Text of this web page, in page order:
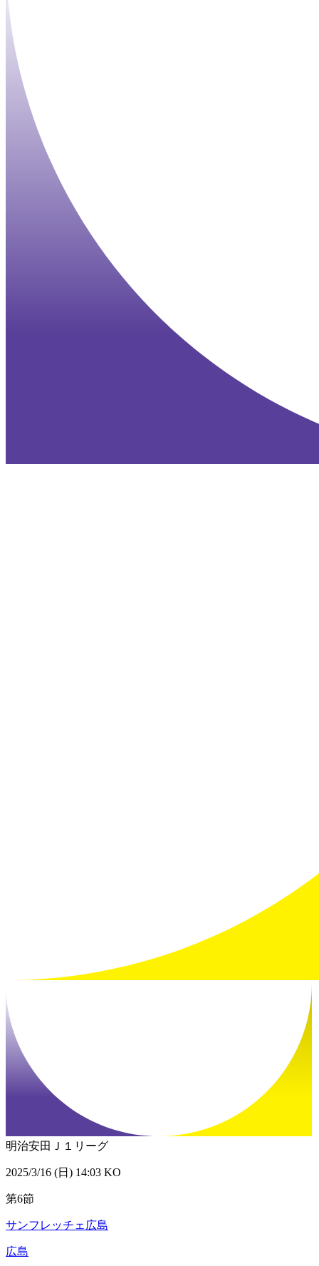
明治安田Ｊ１リーグ
2025/3/16 (日) 14:03 KO
第6節
サンフレッチェ広島
広島